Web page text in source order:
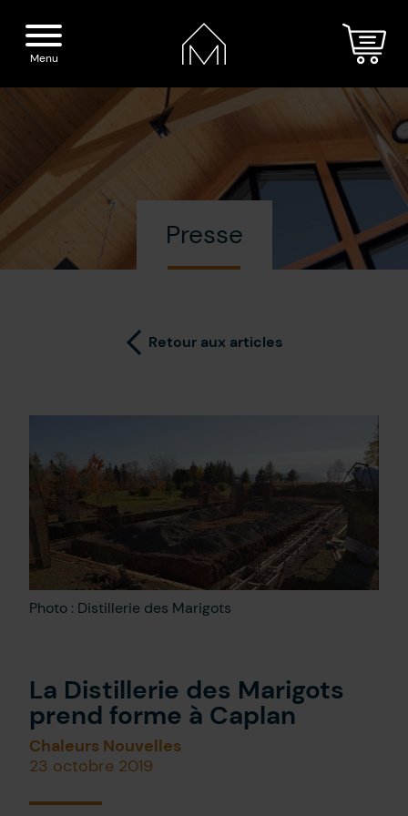
Accueil
Nos spiritueux
Boutique
EN
Menu
Presse
Retour aux articles
Photo : Distillerie des Marigots
La Distillerie des Marigots
prend forme à Caplan
Chaleurs Nouvelles
23 octobre 2019